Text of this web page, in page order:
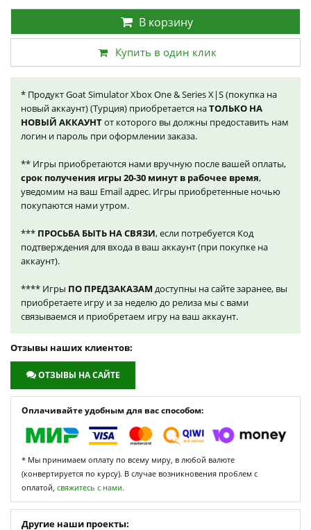
В корзину
Купить в один клик
* Продукт Goat Simulator Xbox One & Series X|S (покупка на
новый аккаунт) (Турция) приобретается наТОЛЬКО НА
НОВЫЙ АККАУНТот которого вы должны предоставить нам
логин и пароль при оформлении заказа.
** Игры приобретаются нами вручную после вашей оплаты,
срок получения игры 20-30 минут в рабочее время,
уведомим на ваш Email адрес. Игры приобретенные ночью
покупаются нами утром.
*** ПРОСЬБА БЫТЬ НА СВЯЗИ, если потребуется Код
подтверждения для входа в ваш аккаунт (при покупке на
аккаунт).
**** Игры ПО ПРЕДЗАКАЗАМ доступны на сайте заранее, вы
приобретаете игру и за неделю до релиза мы с вами
связываемся и приобретаем игру на ваш аккаунт.
Отзывы наших клиентов:
ОТЗЫВЫ НА САЙТЕ
Оплачивайте удобным для вас способом:
* Мы принимаем оплату по всему миру, в любой валюте
(конвертируется по курсу). В случае возникновения проблем с
оплатой, свяжитесь с нами.
Другие наши проекты: